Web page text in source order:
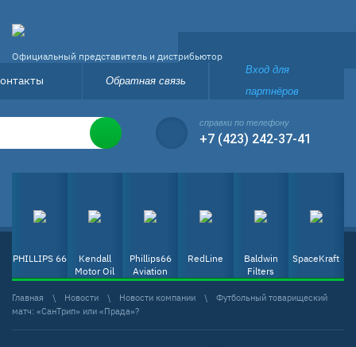
Официальный представитель и дистрибьютор
Обратная связь
Вход для
партнёров
справки по телефону
+7 (423) 242-37-41
PHILLIPS 66
Kendall
Motor Oil
Phillips66
Aviation
RedLine
Baldwin
Filters
SpaceKraft
Главная \ Новости \ Новости компании \
Футбольный товарищеский
матч: «СанТрип» или «Прада»?